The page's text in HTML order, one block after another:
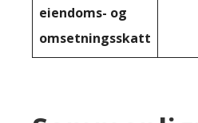
eiendoms- og
omsetningsskatt